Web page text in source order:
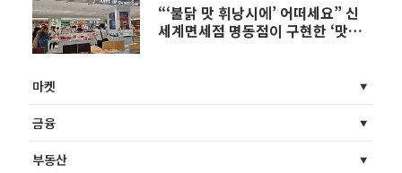
“‘불닭 맛 휘낭시에’ 어떠세요” 신
세계면세점 명동점이 구현한 ‘맛의
마켓
금융
부동산